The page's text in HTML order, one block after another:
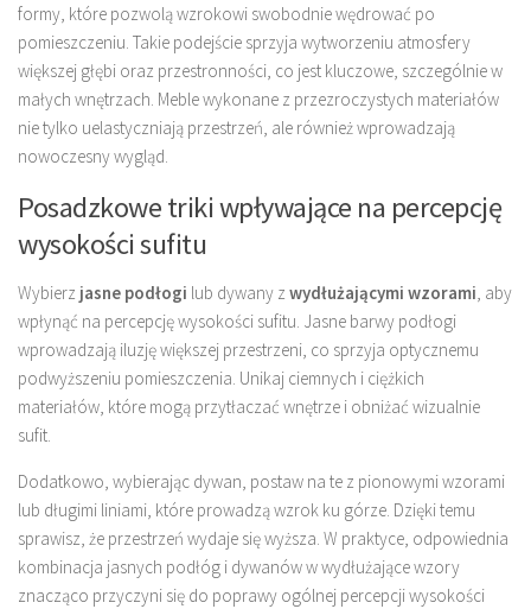
formy, które pozwolą wzrokowi swobodnie wędrować po
pomieszczeniu. Takie podejście sprzyja wytworzeniu atmosfery
większej głębi oraz przestronności, co jest kluczowe, szczególnie w
małych wnętrzach. Meble wykonane z przezroczystych materiałów
nie tylko uelastyczniają przestrzeń, ale również wprowadzają
nowoczesny wygląd.
Posadzkowe triki wpływające na percepcję
wysokości sufitu
Wybierz jasne podłogi lub dywany z wydłużającymi wzorami, aby
wpłynąć na percepcję wysokości sufitu. Jasne barwy podłogi
wprowadzają iluzję większej przestrzeni, co sprzyja optycznemu
podwyższeniu pomieszczenia. Unikaj ciemnych i ciężkich
materiałów, które mogą przytłaczać wnętrze i obniżać wizualnie
sufit.
Dodatkowo, wybierając dywan, postaw na te z pionowymi wzorami
lub długimi liniami, które prowadzą wzrok ku górze. Dzięki temu
sprawisz, że przestrzeń wydaje się wyższa. W praktyce, odpowiednia
kombinacja jasnych podłóg i dywanów w wydłużające wzory
znacząco przyczyni się do poprawy ogólnej percepcji wysokości